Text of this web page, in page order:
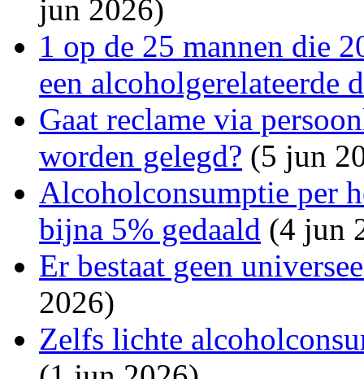
jun 2026)
1 op de 25 mannen die
een alcoholgerelateerde
Gaat reclame via
worden gelegd? (5 jun
Alcoholconsumptie per
bijna 5% gedaald (4 jun
Er bestaat geen
2026)
Zelfs lichte